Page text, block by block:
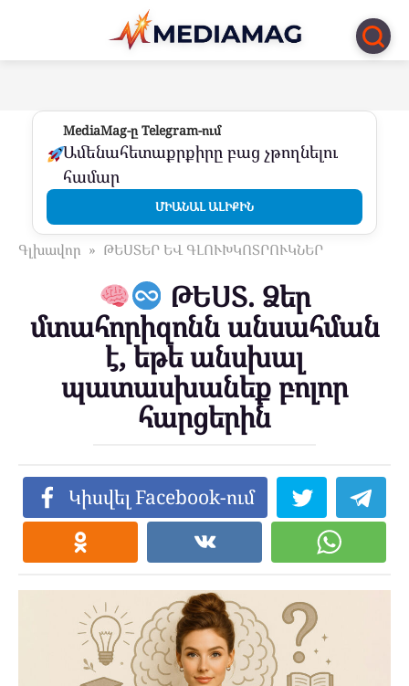
Перейти
контенту
MediaMag-ը Telegram-ում
Ամենահետաքրքիրը բաց չթողնելու
համար
ՄԻԱՆԱԼ ԱԼԻՔԻՆ
Գլխավոր » ԹԵՍՏԵՐ ԵՎ ԳԼՈՒԽԿՈՏՐՈՒԿՆԵՐ
ԹԵՍՏ. Ձեր
մտահորիզոնն անսահման
է, եթե անսխալ
պատասխանեք բոլոր
հարցերին
Կիսվել Facebook-ում